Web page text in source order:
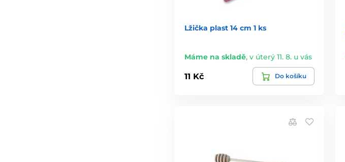
Lžička plast 14 cm 1 ks
Máme na skladě, v úterý 11. 8. u vás
11 Kč Do košíku